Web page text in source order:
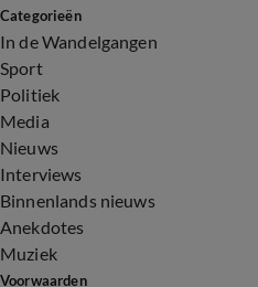
Categorieën
In de Wandelgangen
Sport
Politiek
Media
Nieuws
Interviews
Binnenlands nieuws
Anekdotes
Muziek
Voorwaarden